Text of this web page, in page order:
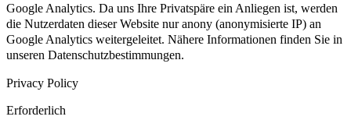
Google Analytics. Da uns Ihre Privatspäre ein Anliegen ist, werden
die Nutzerdaten dieser Website nur anony (anonymisierte IP) an
Google Analytics weitergeleitet. Nähere Informationen finden Sie in
unseren Datenschutzbestimmungen.
Privacy Policy
Erforderlich